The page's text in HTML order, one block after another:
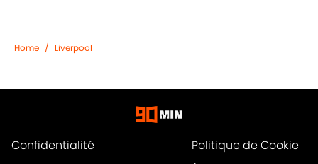
Home / Liverpool
Confidentialité
Politique de Cookie